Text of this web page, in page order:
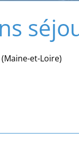
et-Loire)